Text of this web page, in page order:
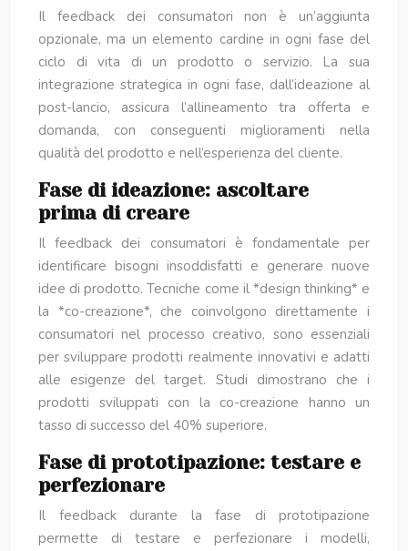
Il feedback dei consumatori non è un’aggiunta
opzionale, ma un elemento cardine in ogni fase del
ciclo di vita di un prodotto o servizio. La sua
integrazione strategica in ogni fase, dall’ideazione al
post-lancio, assicura l’allineamento tra offerta e
domanda, con conseguenti miglioramenti nella
qualità del prodotto e nell’esperienza del cliente.
Fase di ideazione: ascoltare
prima di creare
Il feedback dei consumatori è fondamentale per
identificare bisogni insoddisfatti e generare nuove
idee di prodotto. Tecniche come il *design thinking* e
la *co-creazione*, che coinvolgono direttamente i
consumatori nel processo creativo, sono essenziali
per sviluppare prodotti realmente innovativi e adatti
alle esigenze del target. Studi dimostrano che i
prodotti sviluppati con la co-creazione hanno un
tasso di successo del 40% superiore.
Fase di prototipazione: testare e
perfezionare
Il feedback durante la fase di prototipazione
permette di testare e perfezionare i modelli,